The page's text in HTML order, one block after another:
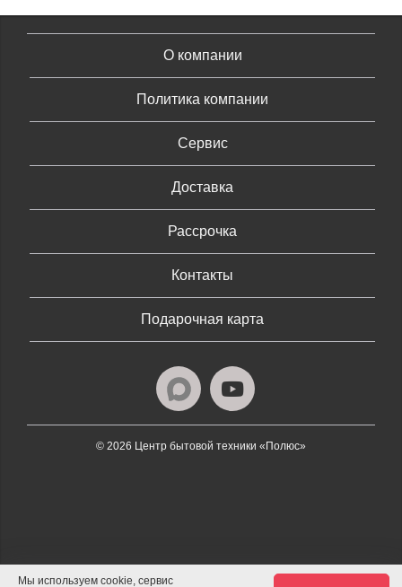
О компании
Политика компании
Сервис
Доставка
Рассрочка
Контакты
Подарочная карта
© 2026 Центр бытовой техники «Полюс»
Мы используем cookie, сервис